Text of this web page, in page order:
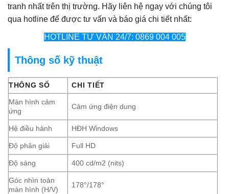
tranh nhất trên thị trường. Hãy liên hệ ngay với chúng tôi
qua hotline để được tư vấn và báo giá chi tiết nhất:
HOTLINE TƯ VẤN 24/7: 0869 004 005
Thông số kỹ thuật
THÔNG SỐ CHI TIẾT
Màn hình cảm
ứng
Cảm ứng điện dung
Hệ điều hành HĐH Windows
Độ phân giải Full HD
Độ sáng 400 cd/m2 (nits)
Góc nhìn toàn
màn hình (H/V)
178°/178°